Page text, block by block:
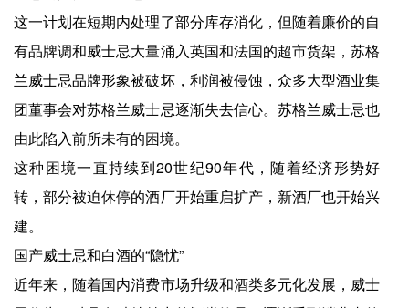
这一计划在短期内处理了部分库存消化，但随着廉价的自
有品牌调和威士忌大量涌入英国和法国的超市货架，苏格
兰威士忌品牌形象被破坏，利润被侵蚀，众多大型酒业集
团董事会对苏格兰威士忌逐渐失去信心。苏格兰威士忌也
由此陷入前所未有的困境。
这种困境一直持续到20世纪90年代，随着经济形势好
转，部分被迫休停的酒厂开始重启扩产，新酒厂也开始兴
建。
国产威士忌和白酒的“隐忧”
近年来，随着国内消费市场升级和酒类多元化发展，威士